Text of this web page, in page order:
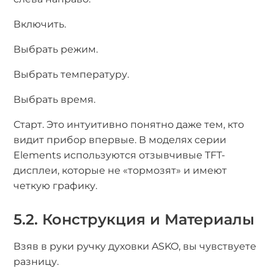
Включить.
Выбрать режим.
Выбрать температуру.
Выбрать время.
Старт. Это интуитивно понятно даже тем, кто
видит прибор впервые. В моделях серии
Elements используются отзывчивые TFT-
дисплеи, которые не «тормозят» и имеют
четкую графику.
5.2. Конструкция и Материалы
Взяв в руки ручку духовки ASKO, вы чувствуете
разницу.